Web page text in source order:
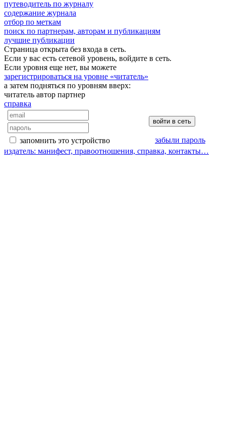
путеводитель по журналу
содержание журнала
отбор по меткам
поиск по партнерам, авторам и публикациям
лучшие публикации
Страница открыта без входа в сеть.
Если у вас есть сетевой уровень, войдите в сеть.
Если уровня еще нет, вы можете
зарегистрироваться на уровне «читатель»
а затем подняться по уровням вверх:
читатель автор партнер
справка
запомнить это устройство
забыли пароль
издатель: манифест, правоотношения, справка, контакты…